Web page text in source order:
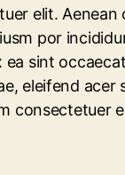
elit.
por
sint
eleifend acer
consectetuer